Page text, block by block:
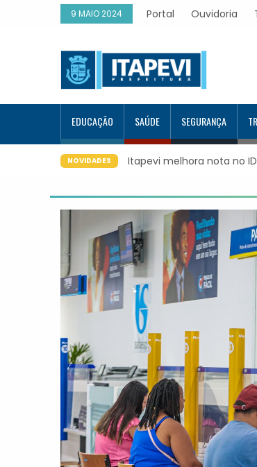
9 MAIO 2024 Portal Ouvidoria
EDUCAÇÃO SAÚDE SEGURANÇA
NOVIDADES
e registra maior evolução educacional da